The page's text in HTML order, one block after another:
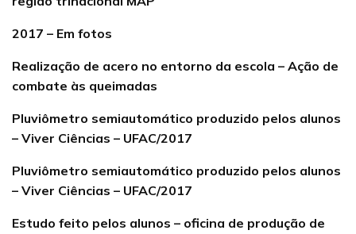
2017 – Em fotos
Realização de acero no entorno da escola – Ação de
combate às queimadas
Pluviômetro semiautomático produzido pelos alunos
– Viver Ciências – UFAC/2017
Pluviômetro semiautomático produzido pelos alunos
– Viver Ciências – UFAC/2017
Estudo feito pelos alunos – oficina de produção de